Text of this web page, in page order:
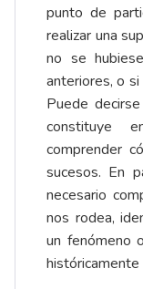
punto de
realizar una
no se
anteriores, o
Puede
constituye
comprender
sucesos. En
necesario
nos rodea,
un fenómeno